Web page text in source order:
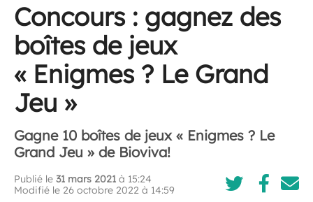
Concours : gagnez des
boîtes de jeux
« Enigmes ? Le Grand
Jeu »
Gagne 10 boîtes de jeux « Enigmes ? Le
Grand Jeu » de Bioviva!
Publié le 31 mars 2021 à 15:24
Modifié le 26 octobre 2022 à 14:59